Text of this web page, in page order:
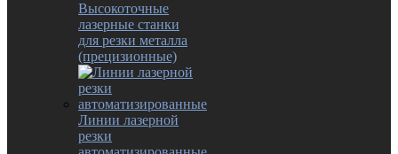
Высокоточные
лазерные станки
для резки металла
(прецизионные)
Линии лазерной
резки